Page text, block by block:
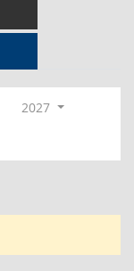
2027